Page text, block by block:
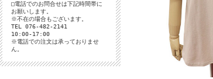
□電話でのお問合せは下記時間帯に
お願いします。
※不在の場合もございます。
TEL 076-482-2141
10:00-17:00
※電話での注文は承っておりませ
ん。